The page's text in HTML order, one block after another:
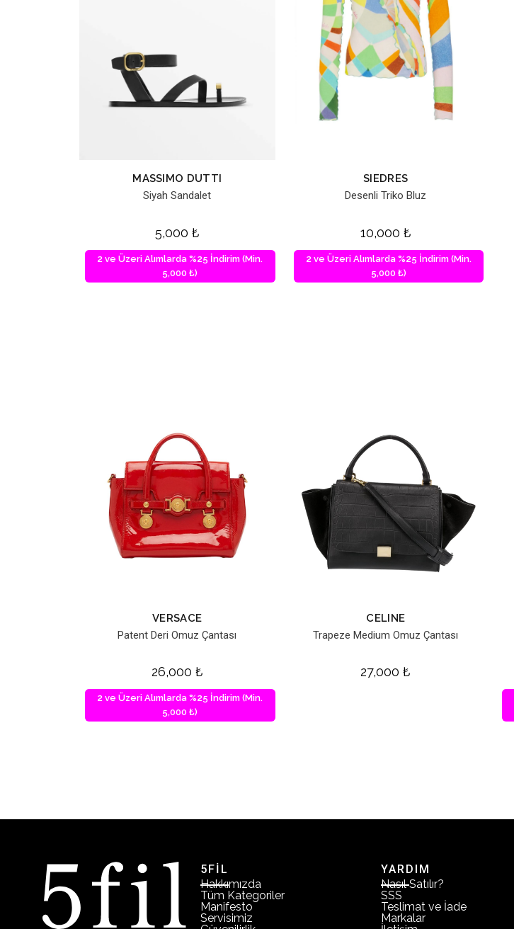
MASSIMO DUTTI
Siyah Sandalet
5,000 ₺
2 ve Üzeri Alımlarda %25 İndirim (Min.
5,000 ₺)
SIEDRES
Desenli Triko Bluz
10,000 ₺
2 ve Üzeri Alımlarda %25 İndirim (Min.
5,000 ₺)
VERSACE
Patent Deri Omuz Çantası
26,000 ₺
2 ve Üzeri Alımlarda %25 İndirim (Min.
5,000 ₺)
CELINE
Trapeze Medium Omuz Çantası
27,000₺
5FİL
Hakkımızda
Tüm Kategoriler
Manifesto
Servisimiz
YARDIM
Nasıl Satılır?
SSS
Teslimat ve İade
Markalar